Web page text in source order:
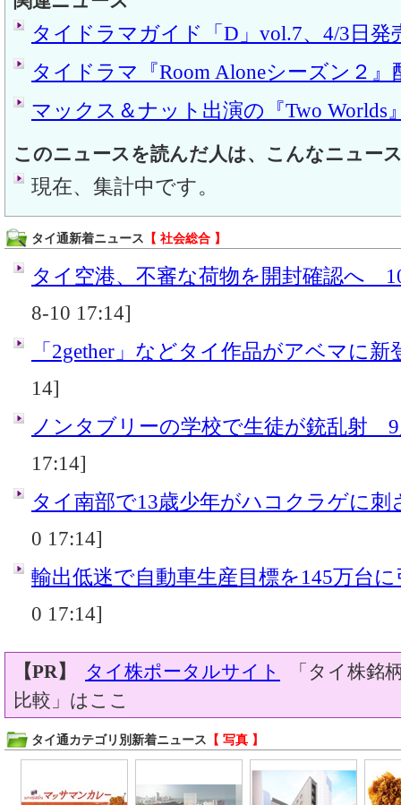
タイドラマガイド「D」vol.7、4/3日発
タイドラマ『Room Aloneシーズン２』
マックス＆ナット出演の『Two Worlds
このニュースを読んだ人は、こんなニュー
現在、集計中です。
タイ通新着ニュース 【 社会総合 】
タイ空港、不審な荷物を開封確認へ
8-10 17:14]
「2gether」などタイ作品がアベマに新
14]
ノンタブリーの学校で生徒が銃乱射
17:14]
タイ南部で13歳少年がハコクラゲに刺
0 17:14]
輸出低迷で自動車生産目標を145万台
0 17:14]
【PR】 タイ株ポータルサイト
「タイ株銘
比較」はここ
タイ通カテゴリ別新着ニュース 【 写真 】